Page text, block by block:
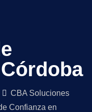
CBA Soluciones
Confianza en